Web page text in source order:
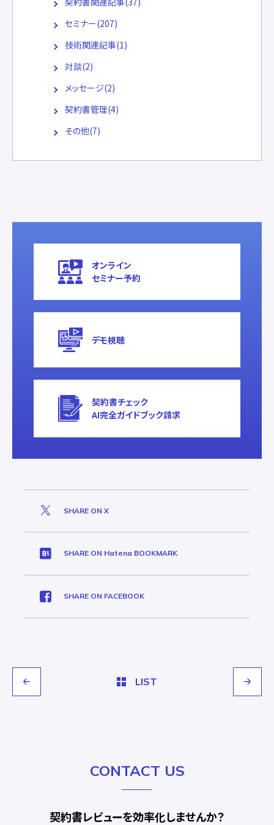
セミナー(207)
技術関連記事(1)
対談(2)
メッセージ(2)
契約書管理(4)
その他(7)
オンライン
セミナー予約
デモ視聴
契約書チェック
AI完全ガイドブック請求
SHARE ON X
SHARE ON Hatena BOOKMARK
SHARE ON FACEBOOK
LIST
CONTACT US
契約書レビューを効率化しませんか？